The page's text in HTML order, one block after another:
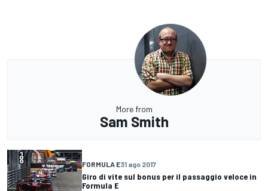
More from
Sam Smith
FORMULA E31 ago 2017
Giro di vite sul bonus per il passaggio veloce in
Formula E